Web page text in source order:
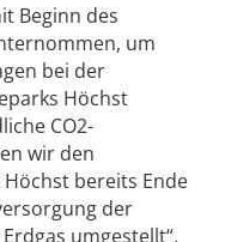
Beginn des
um
bei der
Höchst
CO2-
wir den
bereits Ende
der
umgestellt“,